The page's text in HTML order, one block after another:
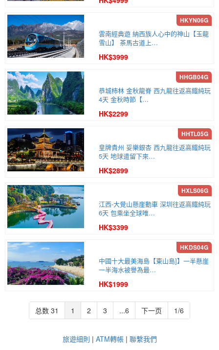
雲南經典遊 納西族人心中的神山【玉龍
雪山】 茶馬古道上…
HK$3999
恭城柿林 金秋龍脊 西九龍往返高鐵純玩
4天 金秋時節【…
HK$2299
皇牌貴州 妥樂銀杏 西九龍往返高鐵純玩
5天 地球遣留下來…
HK$2899
江西-大覺山懸崖動車 深圳往返高鐵純玩
6天 包乘坐全球唯…
HK$3399
中國十大最美海島【東山島]】一半懸崖
一半海水被譽為最…
HK$1999
总数 31 1 2 3 ...6 下一页 1/6
旅遊細則 | ATM轉帳| 聯繫我們